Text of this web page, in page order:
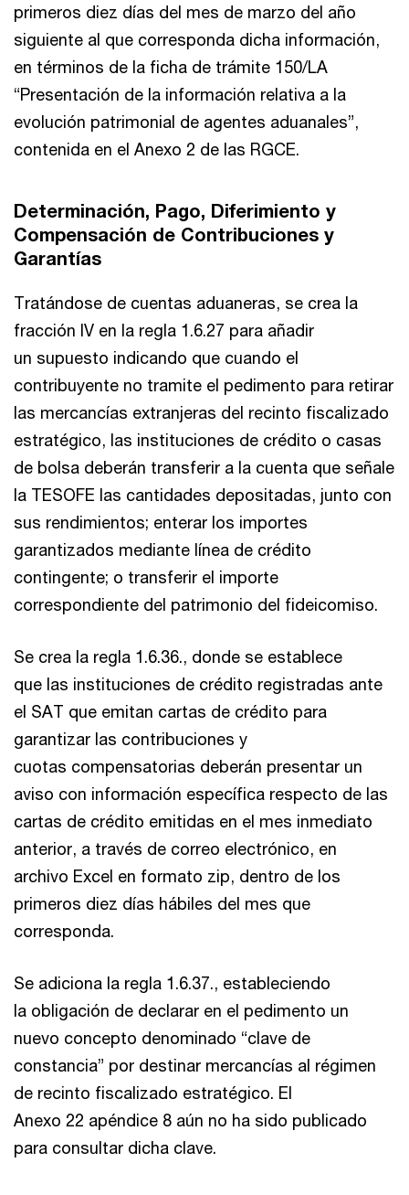
primeros diez días del mes de marzo del año
siguiente al que corresponda dicha información,
en términos de la ficha de trámite 150/LA
“Presentación de la información relativa a la
evolución patrimonial de agentes aduanales”,
contenida en el Anexo 2 de las RGCE.
Determinación, Pago, Diferimiento y
Compensación de Contribuciones y
Garantías
Tratándose de cuentas aduaneras, se crea la
fracción IV en la regla 1.6.27 para añadir
un supuesto indicando que cuando el
contribuyente no tramite el pedimento para retirar
las mercancías extranjeras del recinto fiscalizado
estratégico, las instituciones de crédito o casas
de bolsa deberán transferir a la cuenta que señale
la TESOFE las cantidades depositadas, junto con
sus rendimientos; enterar los importes
garantizados mediante línea de crédito
contingente; o transferir el importe
correspondiente del patrimonio del fideicomiso.
Se crea la regla 1.6.36., donde se establece
que las instituciones de crédito registradas ante
el SAT que emitan cartas de crédito para
garantizar las contribuciones y
cuotas compensatorias deberán presentar un
aviso con información específica respecto de las
cartas de crédito emitidas en el mes inmediato
anterior, a través de correo electrónico, en
archivo Excel en formato zip, dentro de los
primeros diez días hábiles del mes que
corresponda.
Se adiciona la regla 1.6.37., estableciendo
la obligación de declarar en el pedimento un
nuevo concepto denominado “clave de
constancia” por destinar mercancías al régimen
de recinto fiscalizado estratégico. El
Anexo 22 apéndice 8 aún no ha sido publicado
para consultar dicha clave.